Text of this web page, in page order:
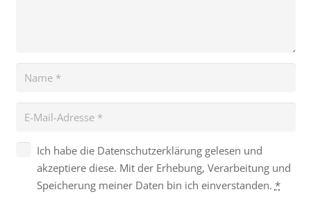
Ich habe die Datenschutzerklärung gelesen und
akzeptiere diese. Mit der Erhebung, Verarbeitung und
Speicherung meiner Daten bin ich einverstanden. *